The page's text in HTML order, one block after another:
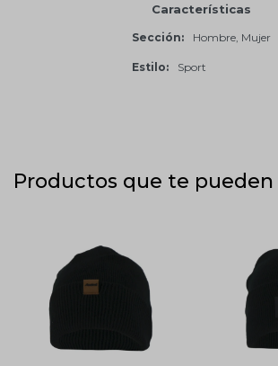
Características
Sección Hombre, Mujer
Estilo Sport
Productos que te